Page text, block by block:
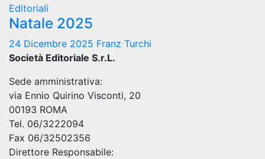
Editoriali
Natale 2025
24 Dicembre 2025 Franz Turchi
Società Editoriale S.r.L.
Sede amministrativa:
via Ennio Quirino Visconti, 20
00193 ROMA
Tel. 06/3222094
Fax 06/32502356
Direttore Responsabile: